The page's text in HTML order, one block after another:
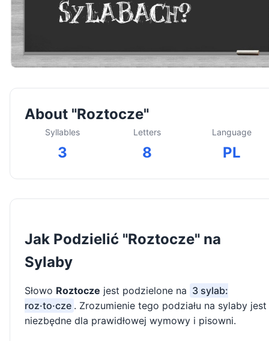
About "Roztocze"
Syllables
3
Letters
8
Language
PL
Jak Podzielić "Roztocze" na
Sylaby
Słowo Roztocze jest podzielone na 3 sylab:
roz·to·cze . Zrozumienie tego podziału na sylaby jest
niezbędne dla prawidłowej wymowy i pisowni.